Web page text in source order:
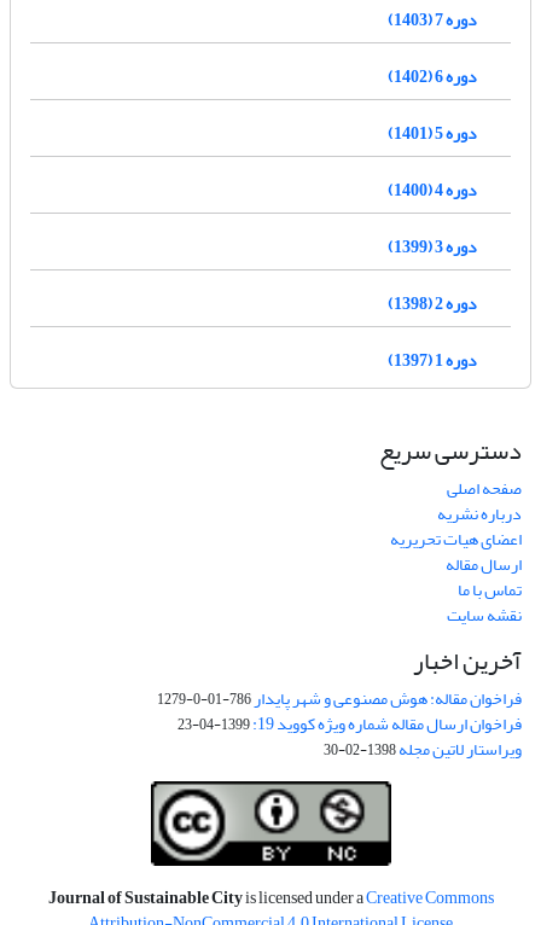
دوره 7 (1403)
دوره 6 (1402)
دوره 5 (1401)
دوره 4 (1400)
دوره 3 (1399)
دوره 2 (1398)
دوره 1 (1397)
دسترسی سریع
صفحه اصلی
درباره نشریه
اعضای هیات تحریریه
ارسال مقاله
تماس با ما
نقشه سایت
آخرین اخبار
فراخوان مقاله: هوش مصنوعی و شهر پایدار786-01-0-1279
فراخوان ارسال مقاله شماره ویژه کووید 19: 1399-04-23
ویراستار لاتین مجله1398-02-30
Journal of Sustainable Cityis licensed under aCreative Commons